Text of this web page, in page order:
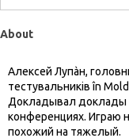
About
Алексей Лупàн,
тестувальників în
Докладывал доклады
конференциях. Играю
похожий на тяжелый.